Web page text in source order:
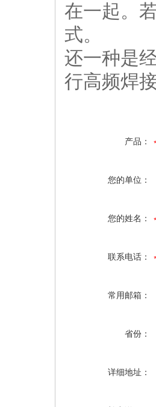
在一起。
式。
还一种是
行高频焊
产品：
您的单位：
您的姓名：
联系电话：
常用邮箱：
省份：
详细地址：